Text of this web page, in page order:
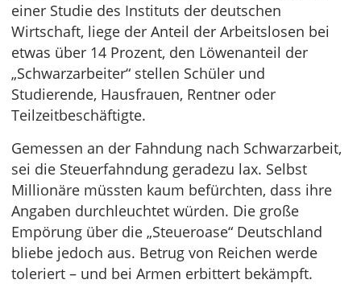
einer Studie des Instituts der deutschen
Wirtschaft, liege der Anteil der Arbeitslosen bei
etwas über 14 Prozent, den Löwenanteil der
„Schwarzarbeiter“ stellen Schüler und
Studierende, Hausfrauen, Rentner oder
Teilzeitbeschäftigte.
Gemessen an der Fahndung nach Schwarzarbeit,
sei die Steuerfahndung geradezu lax. Selbst
Millionäre müssten kaum befürchten, dass ihre
Angaben durchleuchtet würden. Die große
Empörung über die „Steueroase“ Deutschland
bliebe jedoch aus. Betrug von Reichen werde
toleriert – und bei Armen erbittert bekämpft.